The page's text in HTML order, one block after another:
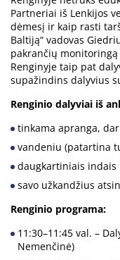
Partneriai iš Lenkijos
dėmesį ir kaip rasti
Baltiją“ vadovas
pakrančių
Renginyje taip pat
supažindins dalyvius
Renginio dalyviai iš
tinkama apranga,
vandeniu (patartina
daugkartiniais indais
savo užkandžius
Renginio programa:
11:30–11:45 val. –
Nemenčinė)